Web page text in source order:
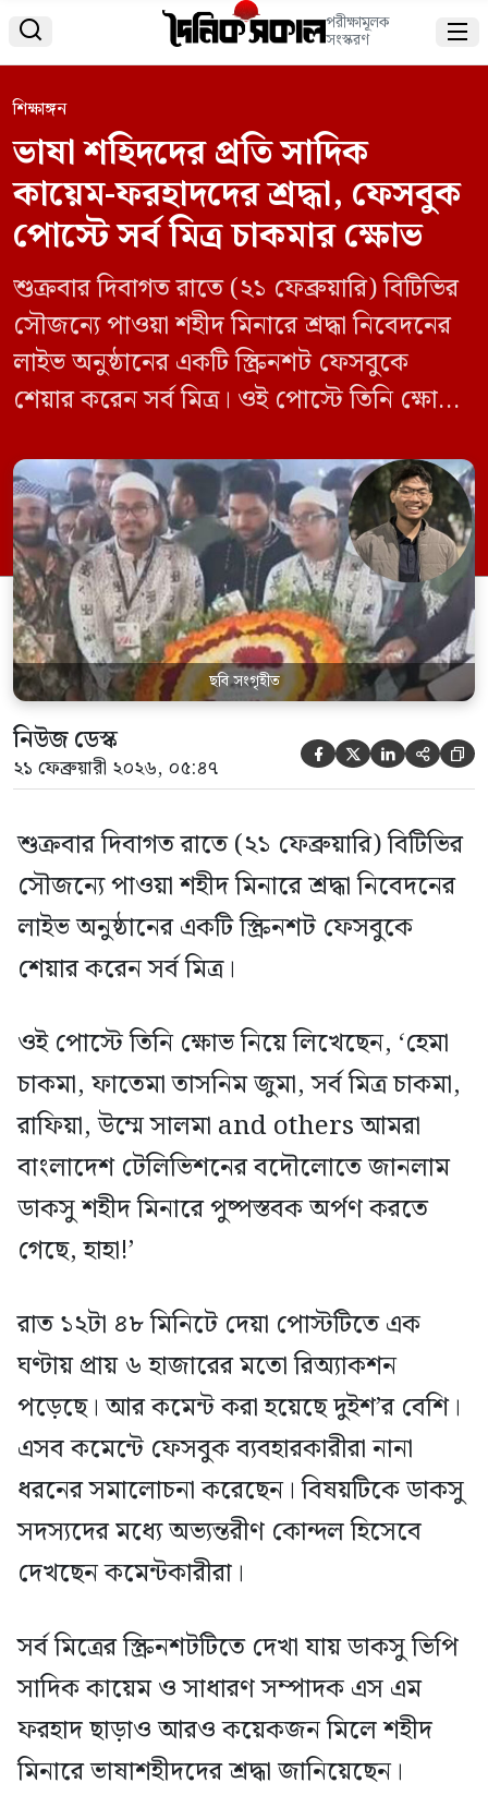
 পরীক্ষামূলক
সংস্করণ 
শিক্ষাঙ্গন
ভাষা শহিদদের প্রতি সাদিক
কায়েম-ফরহাদদের শ্রদ্ধা, ফেসবুক
পোস্টে সর্ব মিত্র চাকমার ক্ষোভ
শুক্রবার দিবাগত রাতে (২১ ফেব্রুয়ারি) বিটিভির
সৌজন্যে পাওয়া শহীদ মিনারে শ্রদ্ধা নিবেদনের
লাইভ অনুষ্ঠানের একটি স্ক্রিনশট ফেসবুকে
শেয়ার করেন সর্ব মিত্র। ওই পোস্টে তিনি ক্ষোভ
জুমা, সর্ব মিত্র চাকমা, রাফিয়া, উম্মে সালমা
and others আমরা বাংলাদেশ টেলিভিশনের
বদৌলোতে জানলাম ডাকসু শহীদ মিনারে
পুষ্পস্তবক অর্পণ করতে গেছে, হাহা!’ রাত ১২টা
[…]
ছবি সংগৃহীত
নিউজ ডেস্ক
২১ ফেব্রুয়ারী ২০২৬, ০৫:৪৭     
শুক্রবার দিবাগত রাতে (২১ ফেব্রুয়ারি) বিটিভির
সৌজন্যে পাওয়া শহীদ মিনারে শ্রদ্ধা নিবেদনের
লাইভ অনুষ্ঠানের একটি স্ক্রিনশট ফেসবুকে
শেয়ার করেন সর্ব মিত্র।
ওই পোস্টে তিনি ক্ষোভ নিয়ে লিখেছেন, ‘হেমা
চাকমা, ফাতেমা তাসনিম জুমা, সর্ব মিত্র চাকমা,
রাফিয়া, উম্মে সালমা and others আমরা
বাংলাদেশ টেলিভিশনের বদৌলোতে জানলাম
ডাকসু শহীদ মিনারে পুষ্পস্তবক অর্পণ করতে
গেছে, হাহা!’
রাত ১২টা ৪৮ মিনিটে দেয়া পোস্টটিতে এক
ঘণ্টায় প্রায় ৬ হাজারের মতো রিঅ্যাকশন
পড়েছে। আর কমেন্ট করা হয়েছে দুইশ’র বেশি।
এসব কমেন্টে ফেসবুক ব্যবহারকারীরা নানা
ধরনের সমালোচনা করেছেন। বিষয়টিকে ডাকসু
সদস্যদের মধ্যে অভ্যন্তরীণ কোন্দল হিসেবে
দেখছেন কমেন্টকারীরা।
সর্ব মিত্রের স্ক্রিনশটটিতে দেখা যায় ডাকসু ভিপি
সাদিক কায়েম ও সাধারণ সম্পাদক এস এম
ফরহাদ ছাড়াও আরও কয়েকজন মিলে শহীদ
মিনারে ভাষাশহীদদের শ্রদ্ধা জানিয়েছেন।